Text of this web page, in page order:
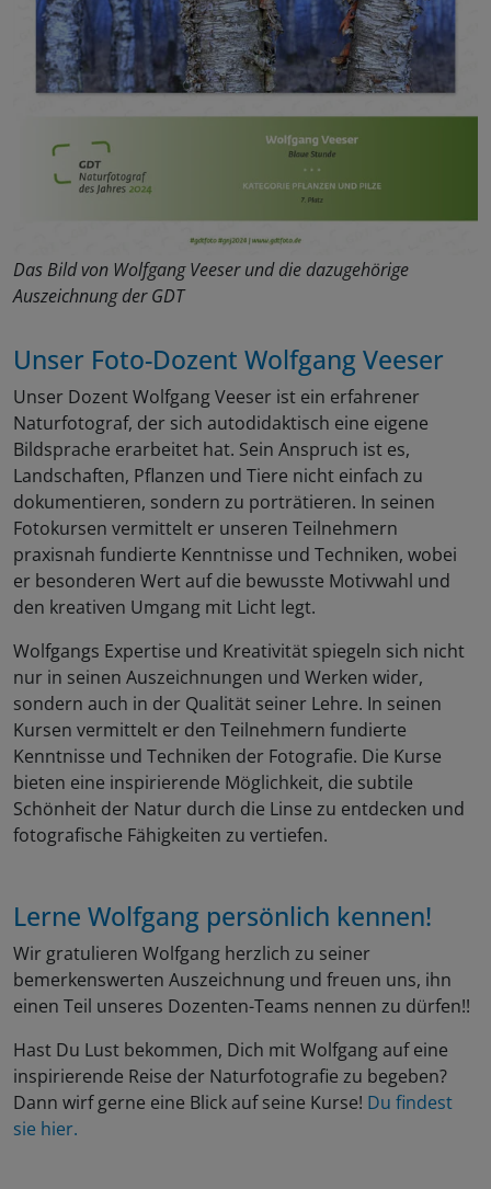
Das Bild von Wolfgang Veeser und die dazugehörige
Auszeichnung der GDT
Unser Foto-Dozent Wolfgang Veeser
Unser Dozent Wolfgang Veeser ist ein erfahrener
Naturfotograf, der sich autodidaktisch eine eigene
Bildsprache erarbeitet hat. Sein Anspruch ist es,
Landschaften, Pflanzen und Tiere nicht einfach zu
dokumentieren, sondern zu porträtieren. In seinen
Fotokursen vermittelt er unseren Teilnehmern
praxisnah fundierte Kenntnisse und Techniken, wobei
er besonderen Wert auf die bewusste Motivwahl und
den kreativen Umgang mit Licht legt.
Wolfgangs Expertise und Kreativität spiegeln sich nicht
nur in seinen Auszeichnungen und Werken wider,
sondern auch in der Qualität seiner Lehre. In seinen
Kursen vermittelt er den Teilnehmern fundierte
Kenntnisse und Techniken der Fotografie. Die Kurse
bieten eine inspirierende Möglichkeit, die subtile
Schönheit der Natur durch die Linse zu entdecken und
fotografische Fähigkeiten zu vertiefen.
Lerne Wolfgang persönlich kennen!
Wir gratulieren Wolfgang herzlich zu seiner
bemerkenswerten Auszeichnung und freuen uns, ihn
einen Teil unseres Dozenten-Teams nennen zu dürfen!!
Hast Du Lust bekommen, Dich mit Wolfgang auf eine
inspirierende Reise der Naturfotografie zu begeben?
Dann wirf gerne eine Blick auf seine Kurse! Du findest
sie hier.